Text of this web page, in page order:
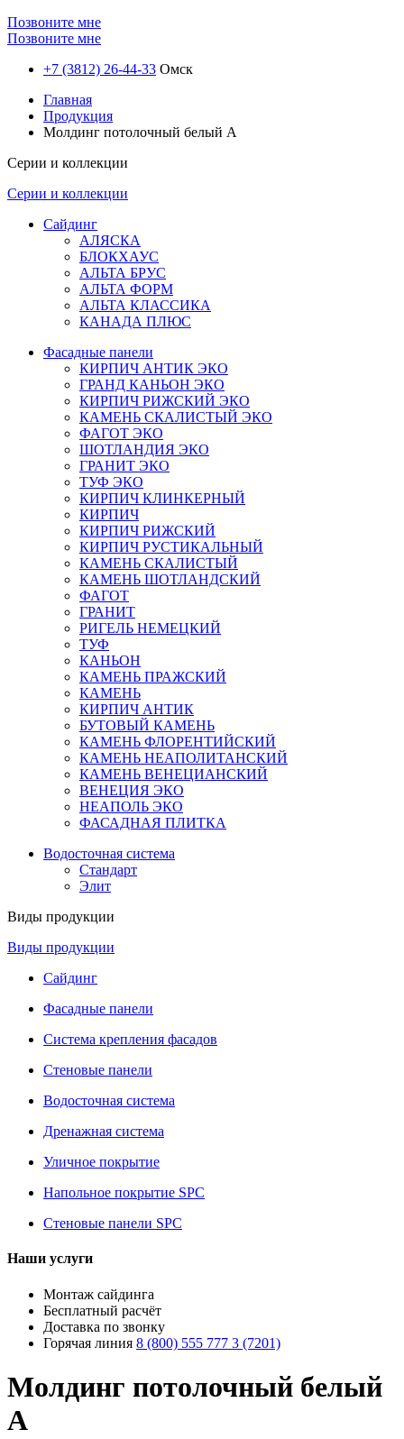
Позвоните мне
Позвоните мне
+7 (3812) 26-44-33 Омск
Главная
Продукция
Молдинг потолочный белый А
Серии и коллекции
Серии и коллекции
Сайдинг
АЛЯСКА
БЛОКХАУС
АЛЬТА БРУС
АЛЬТА ФОРМ
АЛЬТА КЛАССИКА
КАНАДА ПЛЮС
Фасадные панели
КИРПИЧ АНТИК ЭКО
ГРАНД КАНЬОН ЭКО
КИРПИЧ РИЖСКИЙ ЭКО
КАМЕНЬ СКАЛИСТЫЙ ЭКО
ФАГОТ ЭКО
ШОТЛАНДИЯ ЭКО
ГРАНИТ ЭКО
ТУФ ЭКО
КИРПИЧ КЛИНКЕРНЫЙ
КИРПИЧ
КИРПИЧ РИЖСКИЙ
КИРПИЧ РУСТИКАЛЬНЫЙ
КАМЕНЬ СКАЛИСТЫЙ
КАМЕНЬ ШОТЛАНДСКИЙ
ФАГОТ
ГРАНИТ
РИГЕЛЬ НЕМЕЦКИЙ
ТУФ
КАНЬОН
КАМЕНЬ ПРАЖСКИЙ
КАМЕНЬ
КИРПИЧ АНТИК
БУТОВЫЙ КАМЕНЬ
КАМЕНЬ ФЛОРЕНТИЙСКИЙ
КАМЕНЬ НЕАПОЛИТАНСКИЙ
КАМЕНЬ ВЕНЕЦИАНСКИЙ
ВЕНЕЦИЯ ЭКО
НЕАПОЛЬ ЭКО
ФАСАДНАЯ ПЛИТКА
Водосточная система
Стандарт
Элит
Виды продукции
Виды продукции
Сайдинг
Фасадные панели
Система крепления фасадов
Стеновые панели
Водосточная система
Дренажная система
Уличное покрытие
Напольное покрытие SPC
Стеновые панели SPC
Наши услуги
Монтаж сайдинга
Бесплатный расчёт
Доставка по звонку
Горячая линия 8 (800) 555 777 3 (7201)
Молдинг потолочный белый
А